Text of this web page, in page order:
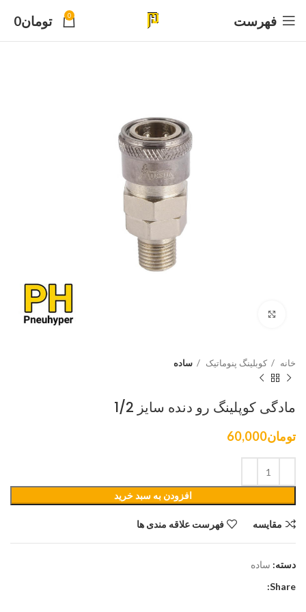
فهرست 0 تومان0
خانه کوبلینگ پنوماتیک ساده
مادگی کوپلینگ رو دنده سایز 1/2
تومان60,000
افزودن به سبد خرید
مقایسه فهرست علاقه مندی ها
دسته: ساده
Share: